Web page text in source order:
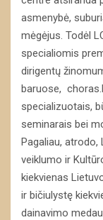
asmenybė,
mėgėjus. Todėl
specialiomis
dirigentų
baruose,
specializuotais,
seminarais bei
Pagaliau, atrodo,
veiklumo ir
kiekvienas
ir bičiulystę
dainavimo